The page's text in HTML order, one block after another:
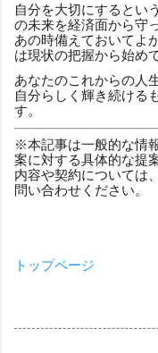
自分を大切にするとい
の未来を経済面から守
あの時備えておいてよ
は現状の把握から始め
あなたのこれからの人
自分らしく輝き続ける
す。
※本記事は一般的な情
案に対する具体的な提
内容や契約については
問い合わせください。
トップページ